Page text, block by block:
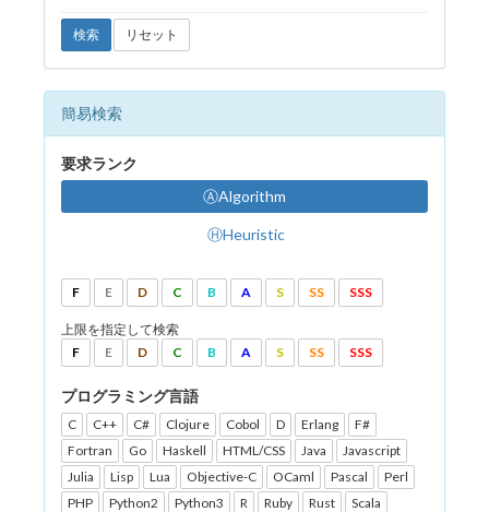
検索 リセット
簡易検索
要求ランク
ⒶAlgorithm
ⒽHeuristic
F E D C B A S SS SSS
上限を指定して検索
F
E D C B A S SS SSS
プログラミング言語
C C++ C# Clojure Cobol D Erlang
F#
Fortran
Go Haskell HTML/CSS Java
Javascript
Julia
Lisp Lua Objective-C OCaml Pascal
Perl
PHP
Python2 Python3 R Ruby Rust
Scala